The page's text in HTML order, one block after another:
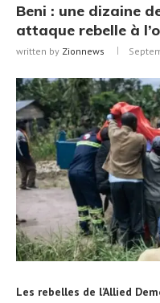
Beni : une dizaine
attaque rebelle à
written by Zionnews
Les rebelles de l’Allied